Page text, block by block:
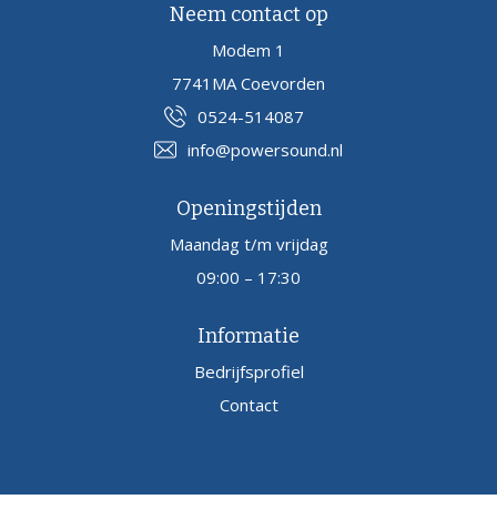
Neem contact op
Modem 1
7741MA Coevorden
0524-514087
info@powersound.nl
Openingstijden
Maandag t/m vrijdag
09:00 – 17:30
Informatie
Bedrijfsprofiel
Contact